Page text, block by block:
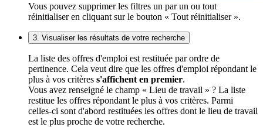
Vous pouvez supprimer les filtres un par un ou tout
réinitialiser en cliquant sur le bouton « Tout réinitialiser ».
3. Visualiser les résultats de votre recherche
La liste des offres d'emploi est restituée par ordre de
pertinence. Cela veut dire que les offres d'emploi répondant le
plus à vos critères s'affichent en premier.
Vous avez renseigné le champ « Lieu de travail » ? La liste
restitue les offres répondant le plus à vos critères. Parmi
celles-ci sont d'abord restituées les offres dont le lieu de travail
est le plus proche de votre recherche.